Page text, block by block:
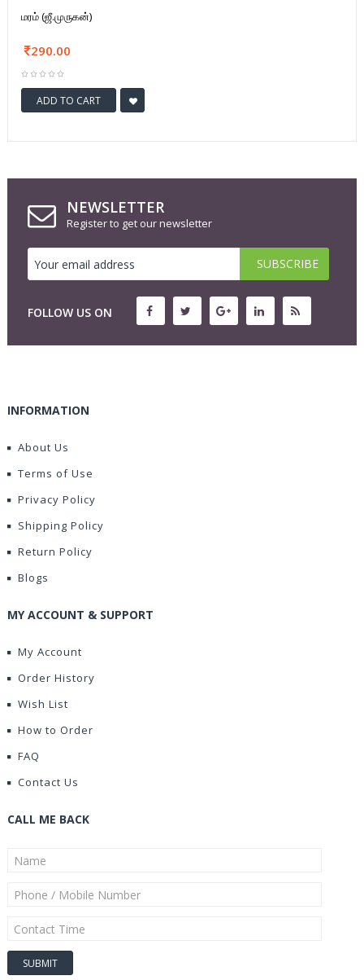
மரம் (ஜீ.முருகன்)
290.00
ADD TO CART
NEWSLETTER
Register to get our newsletter
FOLLOW US ON
INFORMATION
About Us
Terms of Use
Privacy Policy
Shipping Policy
Return Policy
Blogs
MY ACCOUNT & SUPPORT
My Account
Order History
Wish List
How to Order
FAQ
Contact Us
CALL ME BACK